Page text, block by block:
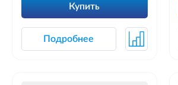
Купить
Подробнее